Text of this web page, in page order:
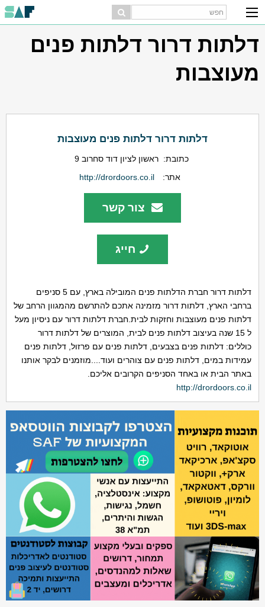
דלתות דרור דלתות פנים
מעוצבות
דלתות דרור דלתות פנים מעוצבות
כתובת: ראשון לציון דוד סחרוב 9
אתר:
http://drordoors.co.il
צור קשר
חייג
דלתות דרור חברת הדלתות פנים המובילה בארץ, עם 5 סניפים
ברחבי הארץ, דלתות דרור מזמינה אתכם להתרשם מהמגוון הרחב של
דלתות פנים מעוצבות וחזקות לבית.חברת דלתות דרור עם ניסיון מעל
ל 15 שנה בעיצוב דלתות פנים לבית, המוצרים של דלתות דרור
כוללים: דלתות פנים בצבעים, דלתות פנים עם פרזול, דלתות פנים
עמידות במים, דלתות פנים עם צוהרים ועוד....מוזמנים לבקר אותנו
באתר הבית או באחד הסניפים הקרובים אליכם.
http://drordoors.co.il